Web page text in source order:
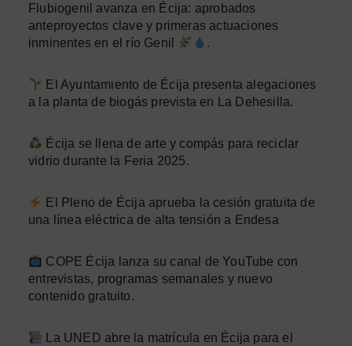
Flubiogenil avanza en Écija: aprobados
anteproyectos clave y primeras actuaciones
inminentes en el río Genil
.
El Ayuntamiento de Écija presenta alegaciones
a la planta de biogás prevista en La Dehesilla.
Écija se llena de arte y compás para reciclar
vidrio durante la Feria 2025.
El Pleno de Écija aprueba la cesión gratuita de
una línea eléctrica de alta tensión a Endesa
COPE Écija lanza su canal de YouTube con
entrevistas, programas semanales y nuevo
contenido gratuito.
La UNED abre la matrícula en Écija para el